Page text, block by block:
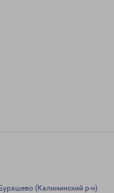
(Калининский р-н)